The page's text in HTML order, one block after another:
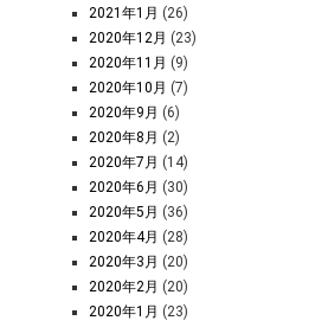
2021年1月 (26)
2020年12月 (23)
2020年11月 (9)
2020年10月 (7)
2020年9月 (6)
2020年8月 (2)
2020年7月 (14)
2020年6月 (30)
2020年5月 (36)
2020年4月 (28)
2020年3月 (20)
2020年2月 (20)
2020年1月 (23)